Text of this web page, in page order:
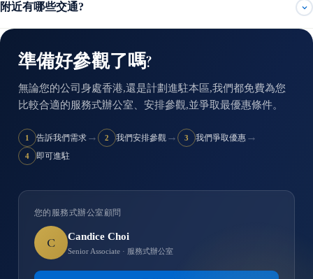
附近有哪些交通?
準備好參觀了嗎?
無論您的公司身處香港,還是計劃進駐本區,我們都免費為您
比較合適的服務式辦公室、安排參觀,並爭取最優惠條件。
1 告訴我們需求 → 2 我們安排參觀 → 3 我們爭取優惠 →
4 即可進駐
您的服務式辦公室顧問
C Candice Choi
Senior Associate · 服務式辦公室